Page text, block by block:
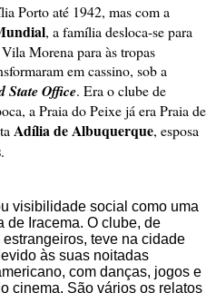
Porto até 1942, mas com a
, a família desloca-se para
Morena para às tropas
em cassino, sob a
State Office. Era o clube de
a Praia do Peixe já era Praia de
Adília de Albuquerque, esposa
.
visibilidade social como uma
de Iracema. O clube, de
teve na cidade
às suas noitadas
com danças, jogos e
cinema. São vários os relatos